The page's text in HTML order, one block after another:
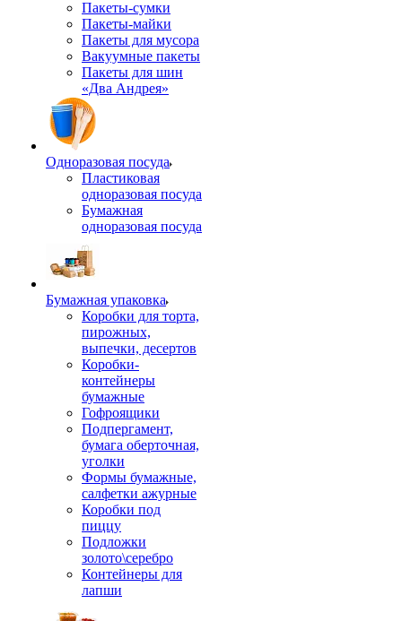
Пакеты-сумки
Пакеты-майки
Пакеты для мусора
Вакуумные пакеты
Пакеты для шин
«Два Андрея»
Одноразовая посуда
Пластиковая
одноразовая посуда
Бумажная
одноразовая посуда
Бумажная упаковка
Коробки для торта,
пирожных,
выпечки, десертов
Коробки-
контейнеры
бумажные
Гофроящики
Подпергамент,
бумага оберточная,
уголки
Формы бумажные,
салфетки ажурные
Коробки под
пиццу
Подложки
золото\серебро
Контейнеры для
лапши